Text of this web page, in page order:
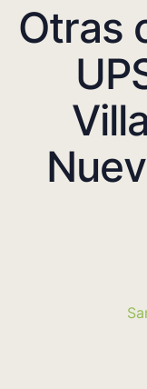
Otras